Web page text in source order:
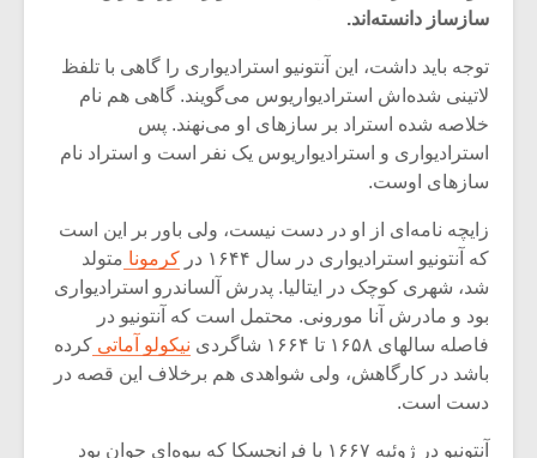
سازساز دانسته‌اند.
توجه باید داشت، این آنتونیو استرادیواری را گاهی با تلفظ
لاتینی شده‌اش استرادیواریوس می‌گویند. گاهی هم نام
خلاصه شده استراد بر سازهای او می‌نهند. پس
استرادیواری و استرادیواریوس یک نفر است و استراد نام
سازهای اوست.
زایچه نامه‌ای از او در دست نیست، ولی باور بر این است
که آنتونیو استرادیواری در سال ۱۶۴۴ در
کرمونا متولد
شد، شهری کوچک در ایتالیا. پدرش آلساندرو استرادیواری
بود و مادرش آنا مورونی. محتمل است که آنتونیو در
فاصله سالهای ۱۶۵۸ تا ۱۶۶۴ شاگردی
نیکولو آماتی کرده
باشد در کارگاهش، ولی شواهدی هم برخلاف این قصه در
دست است.
آنتونیو در ژوئیه ۱۶۶۷ با فرانچسکا که بیوه‌ای جوان بود